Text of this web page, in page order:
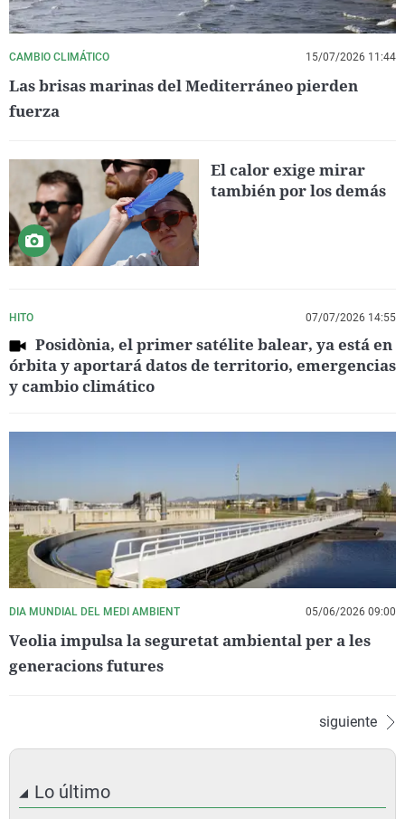
CAMBIO CLIMÁTICO 15/07/2026 11:44
Las brisas marinas del Mediterráneo pierden
fuerza
El calor exige mirar
también por los demás
HITO 07/07/2026 14:55
Posidònia, el primer satélite balear, ya está en
órbita y aportará datos de territorio, emergencias
y cambio climático
DIA MUNDIAL DEL MEDI AMBIENT 05/06/2026 09:00
Veolia impulsa la seguretat ambiental per a les
generacions futures
siguiente
Lo último